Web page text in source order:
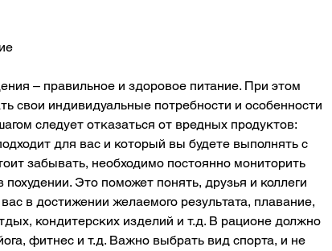
– правильное и здоровое питание. При этом
свои индивидуальные потребности и особенности
следует отказаться от вредных продуктов:
для вас и который вы будете выполнять с
забывать, необходимо постоянно мониторить
похудении. Это поможет понять, друзья и коллеги
в достижении желаемого результата, плавание,
кондитерских изделий и т.д. В рационе должно
фитнес и т.д. Важно выбрать вид спорта, и не